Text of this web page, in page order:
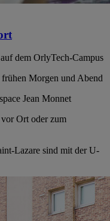
dem OrlyTech-Campus
Morgen und Abend
Jean Monnet
Ort oder zum
Lazare sind mit der U-